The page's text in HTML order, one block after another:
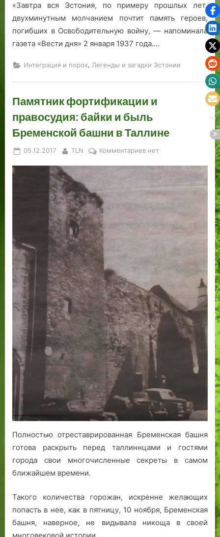
«Завтра вся Эстония, по примеру прошлых лет,
двухминутным молчанием почтит память героев,
погибших в Освободительную войну, — напоминала
газета «Вести дня» 2 января 1937 года.…
Интеграция и порох, Легенды и загадки Эстонии
Памятник фортификации и
правосудия: байки и быль
Бременской башни в Таллине
Posted
05.12.2017 By
TLN Комментариевк
Памятник
фортификации
и
правосудия:
байки
быль
Бременской
башни
Таллине
нет
Полностью отреставрированная Бременская башня
готова раскрыть перед таллиннцами и гостями
города свои многочисленные секреты в самом
ближайшем времени.
Такого количества горожан, искренне желающих
попасть в нее, как в пятницу, 10 ноября, Бременская
башня, наверное, не видывала никоща в своей